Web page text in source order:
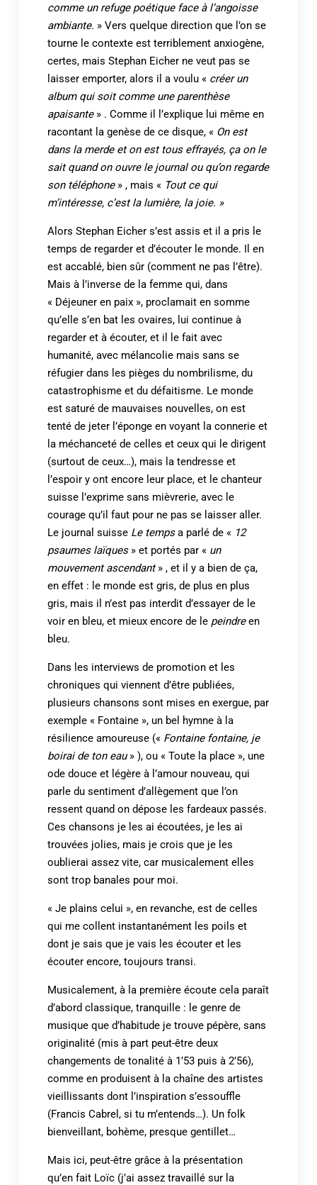
comme un refuge poétique face à l’angoisse
ambiante. » Vers quelque direction que l’on se
tourne le contexte est terriblement anxiogène,
certes, mais Stephan Eicher ne veut pas se
laisser emporter, alors il a voulu « créer un
album qui soit comme une parenthèse
apaisante» . Comme il l’explique lui même en
racontant la genèse de ce disque, « On est
dans la merde et on est tous effrayés, ça on le
sait quand on ouvre le journal ou qu’on regarde
son téléphone» , mais « Tout ce qui
m’intéresse, c’est la lumière, la joie. »
Alors Stephan Eicher s’est assis et il a pris le
temps de regarder et d’écouter le monde. Il en
est accablé, bien sûr (comment ne pas l’être).
Mais à l’inverse de la femme qui, dans
« Déjeuner en paix », proclamait en somme
qu’elle s’en bat les ovaires, lui continue à
regarder et à écouter, et il le fait avec
humanité, avec mélancolie mais sans se
réfugier dans les pièges du nombrilisme, du
catastrophisme et du défaitisme. Le monde
est saturé de mauvaises nouvelles, on est
tenté de jeter l’éponge en voyant la connerie et
la méchanceté de celles et ceux qui le dirigent
(surtout de ceux…), mais la tendresse et
l’espoir y ont encore leur place, et le chanteur
suisse l’exprime sans mièvrerie, avec le
courage qu’il faut pour ne pas se laisser aller.
Le journal suisse Le tempsa parlé de « 12
psaumes laïques» et portés par « un
mouvement ascendant» , et il y a bien de ça,
en effet : le monde est gris, de plus en plus
gris, mais il n’est pas interdit d’essayer de le
voir en bleu, et mieux encore de le peindreen
bleu.
Dans les interviews de promotion et les
chroniques qui viennent d’être publiées,
plusieurs chansons sont mises en exergue, par
exemple « Fontaine », un bel hymne à la
résilience amoureuse (« Fontaine fontaine, je
boirai de ton eau» ), ou « Toute la place », une
ode douce et légère à l’amour nouveau, qui
parle du sentiment d’allègement que l’on
ressent quand on dépose les fardeaux passés.
Ces chansons je les ai écoutées, je les ai
trouvées jolies, mais je crois que je les
oublierai assez vite, car musicalement elles
sont trop banales pour moi.
« Je plains celui », en revanche, est de celles
qui me collent instantanément les poils et
dont je sais que je vais les écouter et les
écouter encore, toujours transi.
Musicalement, à la première écoute cela paraît
d’abord classique, tranquille : le genre de
musique que d’habitude je trouve pépère, sans
originalité (mis à part peut-être deux
changements de tonalité à 1’53 puis à 2’56),
comme en produisent à la chaîne des artistes
vieillissants dont l’inspiration s’essouffle
(Francis Cabrel, si tu m’entends…). Un folk
bienveillant, bohème, presque gentillet…
Mais ici, peut-être grâce à la présentation
qu’en fait Loïc (j’ai assez travaillé sur la